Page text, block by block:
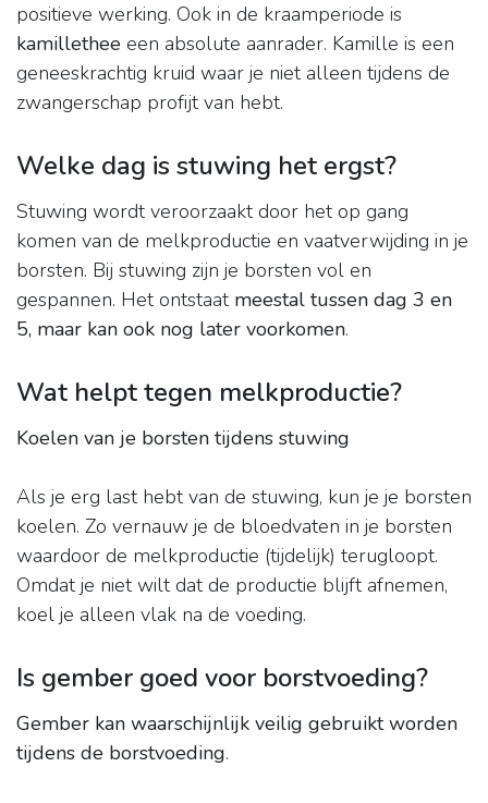
positieve werking. Ook in de kraamperiode is
kamillethee een absolute aanrader. Kamille is een
geneeskrachtig kruid waar je niet alleen tijdens de
zwangerschap profijt van hebt.
Welke dag is stuwing het ergst?
Stuwing wordt veroorzaakt door het op gang
komen van de melkproductie en vaatverwijding in je
borsten. Bij stuwing zijn je borsten vol en
gespannen. Het ontstaat meestal tussen dag 3 en
5, maar kan ook nog later voorkomen.
Wat helpt tegen melkproductie?
Koelen van je borsten tijdens stuwing
Als je erg last hebt van de stuwing, kun je je borsten
koelen. Zo vernauw je de bloedvaten in je borsten
waardoor de melkproductie (tijdelijk) terugloopt.
Omdat je niet wilt dat de productie blijft afnemen,
koel je alleen vlak na de voeding.
Is gember goed voor borstvoeding?
Gember kan waarschijnlijk veilig gebruikt worden
tijdens de borstvoeding.